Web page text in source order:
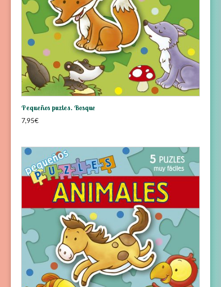
Pequeños puzles. Bosque
7,95€